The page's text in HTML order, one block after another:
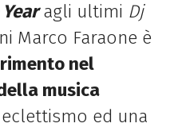
agli ultimi Dj
Marco Faraone è
nel
musica
eclettismo ed una